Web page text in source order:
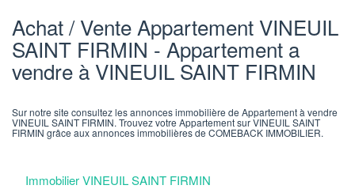
Achat / Vente Appartement VINEUIL
SAINT FIRMIN - Appartement a
vendre à VINEUIL SAINT FIRMIN
Sur notre site consultez les annonces immobilière de Appartement à vendre
VINEUIL SAINT FIRMIN. Trouvez votre Appartement sur VINEUIL SAINT
FIRMIN grâce aux annonces immobilières de COMEBACK IMMOBILIER.
Immobilier VINEUIL SAINT FIRMIN